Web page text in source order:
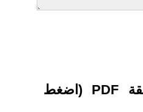
الاصدارات السابقة PDF (اضغط